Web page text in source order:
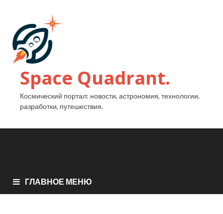
Space Quadrant.
Космический портал: новости, астрономия, технологии,
разработки, путешествия.
ГЛАВНОЕ МЕНЮ